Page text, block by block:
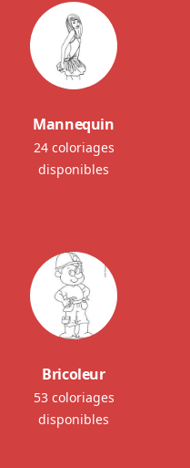
Mannequin
24 coloriages
disponibles
Bricoleur
53 coloriages
disponibles